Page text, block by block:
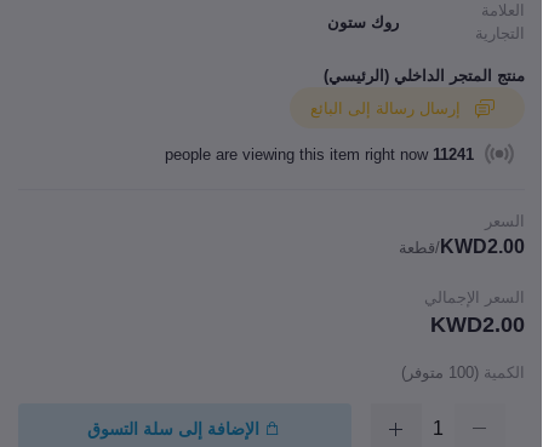
العلامة
التجارية
روك ستون
منتج المتجر الداخلي (الرئيسي)
11241
السعر
KWD2.00 /قطعة
السعر الإجمالي
KWD2.00
الكمية (
100 متوفر)
الإضافة إلى سلة التسوق